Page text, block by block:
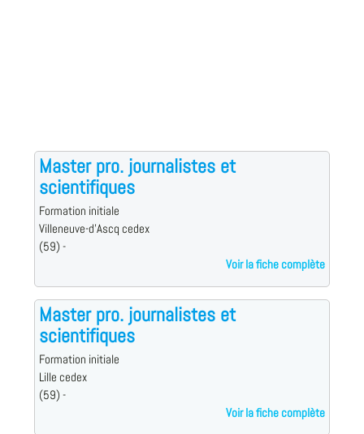
Master pro. journalistes et
scientifiques
Formation initiale
Villeneuve-d'Ascq cedex
(59) -
Voir la fiche complète
Master pro. journalistes et
scientifiques
Formation initiale
Lille cedex
(59) -
Voir la fiche complète